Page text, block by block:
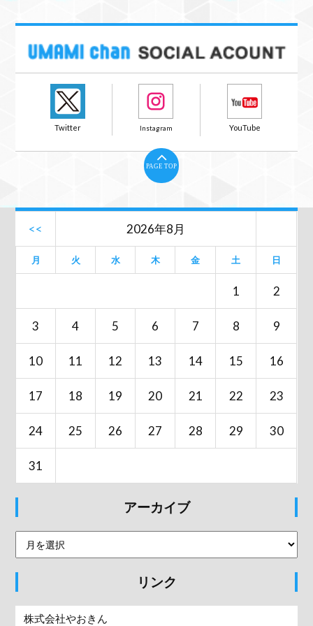
PAGE TOP
<< 2026年8月
月 火 水 木 金 土 日
1 2
3 4 5 6 7 8 9
10 11 12 13 14 15 16
17 18 19 20 21 22 23
24 25 26 27 28 29 30
31
アーカイブ
リンク
株式会社やおきん